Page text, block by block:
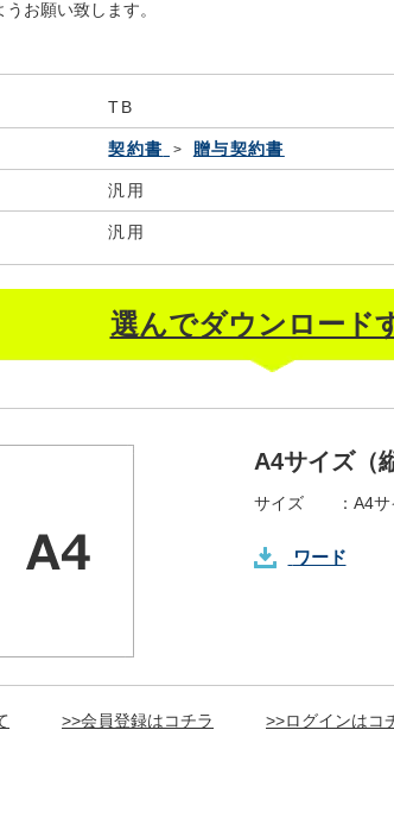
お願い致します。
TB
契約書 贈与契約書
汎用
汎用
選んでダウンロード
A4サイズ（
サイズ ： A4サ
ワード
>>会員登録はコチラ >>ログインはコ